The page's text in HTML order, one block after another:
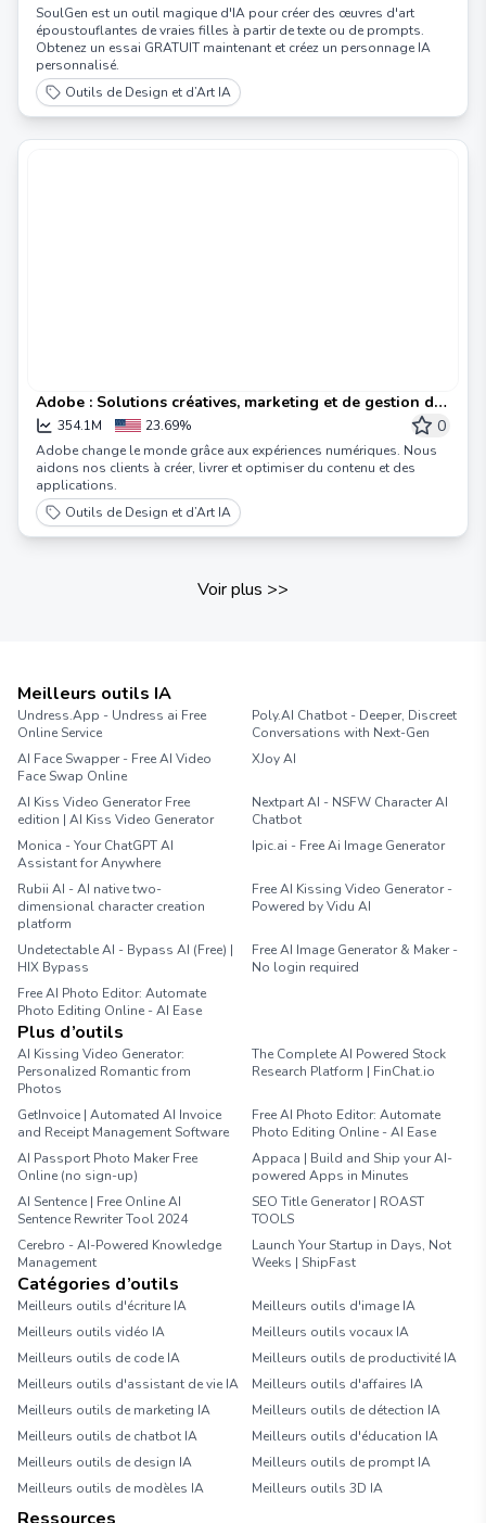
SoulGen est un outil magique d'IA pour créer des œuvres d'art
époustouflantes de vraies filles à partir de texte ou de prompts.
Obtenez un essai GRATUIT maintenant et créez un personnage IA
personnalisé.
Outils de Design et d’Art IA
Adobe : Solutions créatives, marketing et de gestion de
documents
354.1M 23.69% 0
Adobe change le monde grâce aux expériences numériques. Nous
aidons nos clients à créer, livrer et optimiser du contenu et des
applications.
Outils de Design et d’Art IA
Voir plus >>
Meilleurs outils IA
Undress.App - Undress ai Free
Online Service
Poly.AI Chatbot - Deeper, Discreet
Conversations with Next-Gen
AI Face Swapper - Free AI Video
Face Swap Online
XJoy AI
AI Kiss Video Generator Free
edition | AI Kiss Video Generator
Nextpart AI - NSFW Character AI
Chatbot
Monica - Your ChatGPT AI
Assistant for Anywhere
Ipic.ai - Free Ai Image Generator
Rubii AI - AI native two-
dimensional character creation
platform
Free AI Kissing Video Generator -
Powered by Vidu AI
Undetectable AI - Bypass AI (Free) |
HIX Bypass
Free AI Image Generator & Maker -
No login required
Free AI Photo Editor: Automate
Photo Editing Online - AI Ease
Plus d’outils
AI Kissing Video Generator:
Personalized Romantic from
Photos
The Complete AI Powered Stock
Research Platform | FinChat.io
GetInvoice | Automated AI Invoice
and Receipt Management Software
Free AI Photo Editor: Automate
Photo Editing Online - AI Ease
AI Passport Photo Maker Free
Online (no sign-up)
Appaca | Build and Ship your AI-
powered Apps in Minutes
AI Sentence | Free Online AI
Sentence Rewriter Tool 2024
SEO Title Generator | ROAST
TOOLS
Cerebro - AI-Powered Knowledge
Management
Launch Your Startup in Days, Not
Weeks | ShipFast
Catégories d’outils
Meilleurs outils d'écriture IA
Meilleurs outils d'image IA
Meilleurs outils vidéo IA
Meilleurs outils vocaux IA
Meilleurs outils de code IA
Meilleurs outils de productivité IA
Meilleurs outils d'assistant de vie IA
Meilleurs outils d'affaires IA
Meilleurs outils de marketing IA
Meilleurs outils de détection IA
Meilleurs outils de chatbot IA
Meilleurs outils d'éducation IA
Meilleurs outils de design IA
Meilleurs outils de prompt IA
Meilleurs outils de modèles IA
Meilleurs outils 3D IA